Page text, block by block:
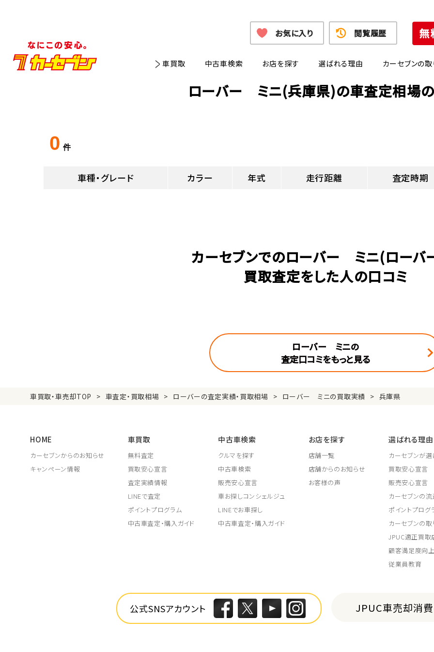
車買取 中古車検索 お店を探す 選ばれる理由 カーセブンの
お気に入り 閲覧履歴
ローバー ミニ(兵庫県)の車査定相場
0 件
車種・グレード カラー 年式 走行距離 査定時期
カーセブンでのローバー ミニ(ローバ
買取査定をした人の口コミ
ローバー ミニの
査定口コミをもっと見る
車買取・車売却TOP 車査定・買取相場 ローバーの査定実績・買取相場 ローバー ミニの買取実績 兵庫県
HOME
カーセブンからのお知らせ
キャンペーン情報
車買取
無料査定
買取安心宣言
査定実績情報
LINEで査定
ポイントプログラム
中古車査定・購入ガイド
中古車検索
クルマを探す
中古車検索
販売安心宣言
車お探しコンシェルジュ
LINEでお車探し
中古車査定・購入ガイド
お店を探す
店舗一覧
店舗からのお知らせ
お客様の声
選ばれる理由
カーセブンが
買取安心宣言
販売安心宣言
カーセブンの
ポイントプログ
カーセブンの
JPUC適正買取
顧客満足度向
従業員教育
公式SNSアカウント JPUC車売却消